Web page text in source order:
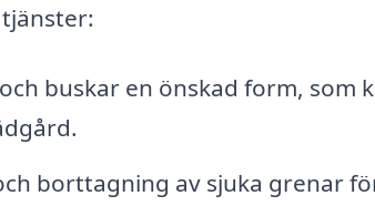
buskar en önskad form, som
borttagning av sjuka grenar